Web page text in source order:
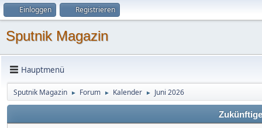
Einloggen Registrieren
Sputnik Magazin
Hauptmenü
Sputnik Magazin ► Forum ► Kalender ► Juni 2026